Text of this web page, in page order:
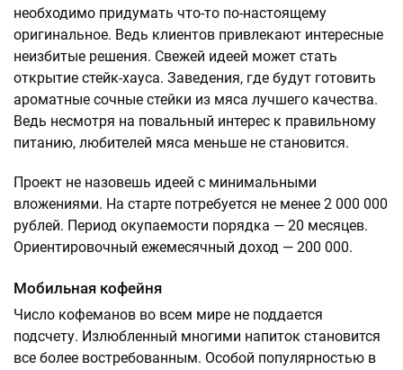
необходимо придумать что-то по-настоящему
оригинальное. Ведь клиентов привлекают интересные
неизбитые решения. Свежей идеей может стать
открытие стейк-хауса. Заведения, где будут готовить
ароматные сочные стейки из мяса лучшего качества.
Ведь несмотря на повальный интерес к правильному
питанию, любителей мяса меньше не становится.
Проект не назовешь идеей с минимальными
вложениями. На старте потребуется не менее 2 000 000
рублей. Период окупаемости порядка — 20 месяцев.
Ориентировочный ежемесячный доход — 200 000.
Мобильная кофейня
Число кофеманов во всем мире не поддается
подсчету. Излюбленный многими напиток становится
все более востребованным. Особой популярностью в